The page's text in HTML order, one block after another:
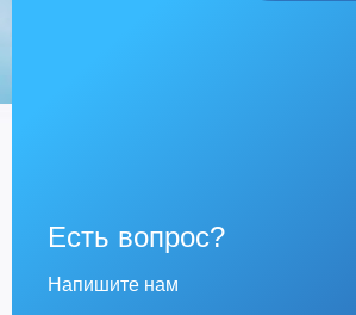
Есть вопрос?
Напишите нам